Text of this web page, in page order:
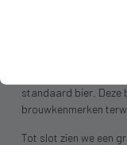
standaard bier. Deze
brouwkenmerken
Tot slot zien we een